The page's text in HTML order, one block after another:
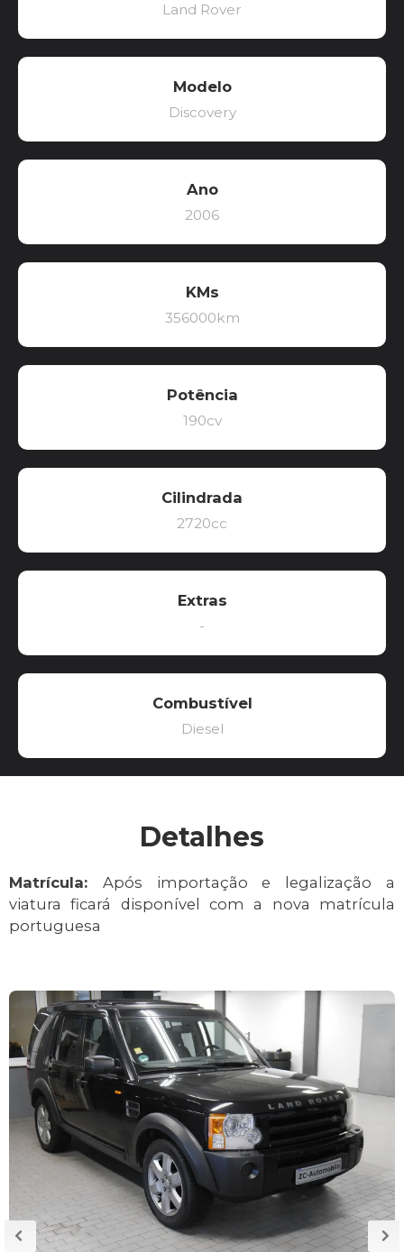
Land Rover
Modelo
Discovery
Ano
2006
KMs
356000km
Potência
190cv
Cilindrada
2720cc
Extras
-
Combustível
Diesel
Detalhes
Matrícula: Após importação e legalização a
viatura ficará disponível com a nova matrícula
portuguesa